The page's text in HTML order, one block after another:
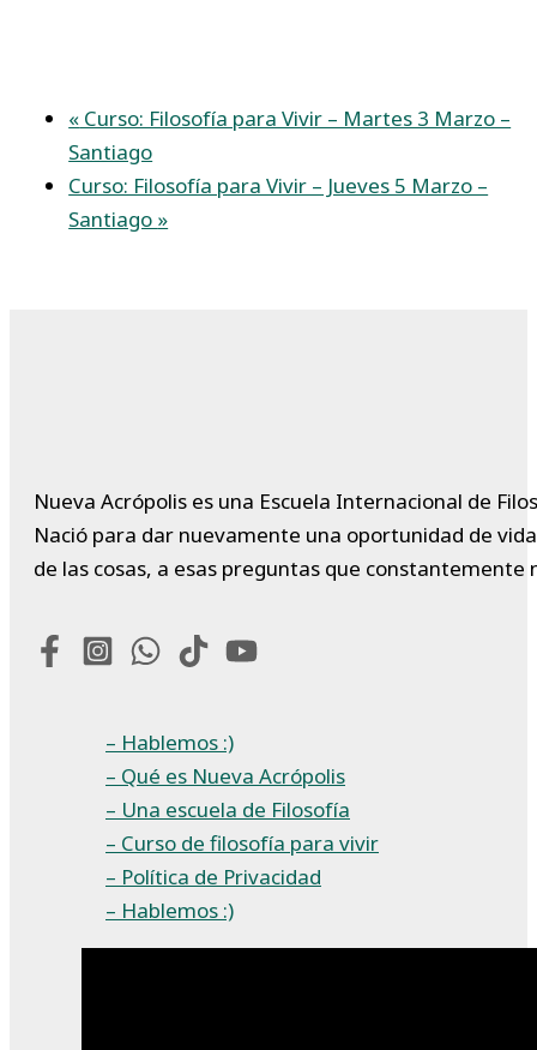
« Curso: Filosofía para Vivir – Martes 3 Marzo –
Santiago
Curso: Filosofía para Vivir – Jueves 5 Marzo –
Santiago »
Nueva Acrópolis es una Escuela Internacional de
Nació para dar nuevamente una oportunidad de
de las cosas, a esas preguntas que constantemente
– Hablemos :)
– Qué es Nueva Acrópolis
– Una escuela de Filosofía
– Curso de filosofía para vivir
– Política de Privacidad
– Hablemos :)